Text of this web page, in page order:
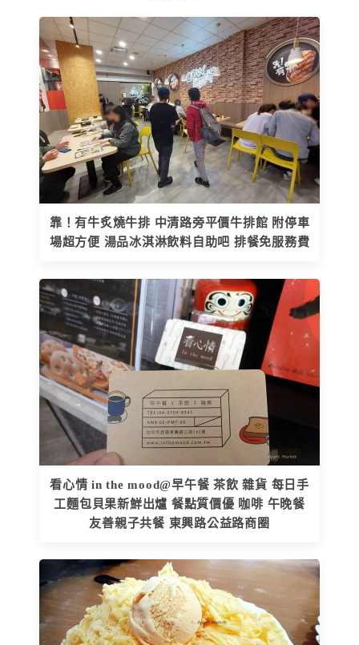
靠！有牛炙燒牛排 中清路旁平價牛排館 附停車
場超方便 湯品冰淇淋飲料自助吧 排餐免服務費
看心情 in the mood@早午餐 茶飲 雜貨 每日手
工麵包貝果新鮮出爐 餐點質價優 咖啡 午晚餐
友善親子共餐 東興路公益路商圈